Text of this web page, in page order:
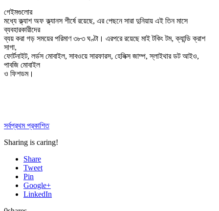
গেইমগুলোর
মধ্যে ক্ল্যাশ অফ ক্ল্যানস শীর্ষে রয়েছে, এর পেছনে সারা দুনিয়ায় এই তিন মাসে
ব্যবহারকারীদের
ব্যয় করা গড় সময়ের পরিমাণ ৩৮৩ ঘণ্টা। এরপরে রয়েছে মাই টকিং টম, ক্যান্ডি ক্রাশ
সাগা,
ফোর্টনাইট, লর্ডস মোবাইল, সাবওয়ে সারফারস, হেলিক্স জাম্প, স্লাইথার ডট আইও,
পাবজি মোবাইল
ও ফিশডম।
সর্বপ্রথম প্রকাশিত
Sharing is caring!
Share
Tweet
Pin
Google+
LinkedIn